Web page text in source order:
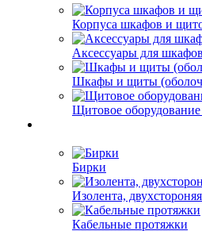
Корпуса шкафов и
Аксессуары для шкафов
Шкафы и щиты
Щитовое оборудование
Бирки
Изолента,
Кабельные протяжки